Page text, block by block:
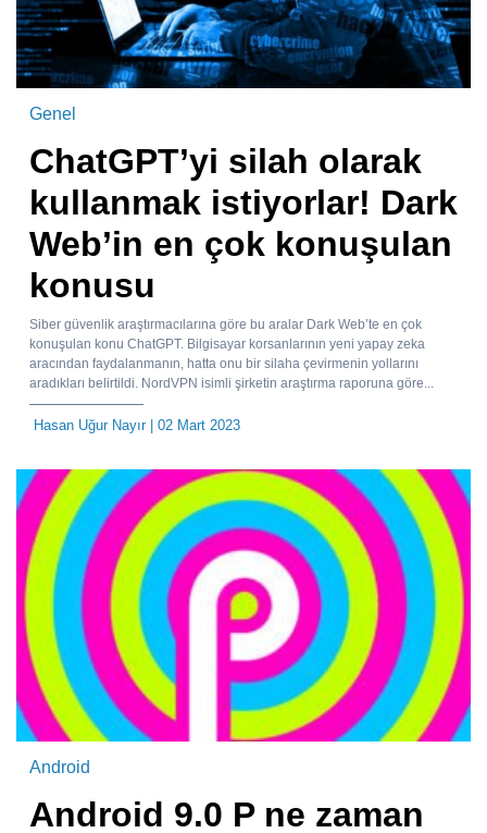
Genel
ChatGPT’yi silah olarak
kullanmak istiyorlar! Dark
Web’in en çok konuşulan
konusu
Siber güvenlik araştırmacılarına göre bu aralar Dark Web’te en çok
konuşulan konu ChatGPT. Bilgisayar korsanlarının yeni yapay zeka
aracından faydalanmanın, hatta onu bir silaha çevirmenin yollarını
aradıkları belirtildi. NordVPN isimli şirketin araştırma raporuna göre...
Hasan Uğur Nayır| 02 Mart 2023
Android
Android 9.0 P ne zaman